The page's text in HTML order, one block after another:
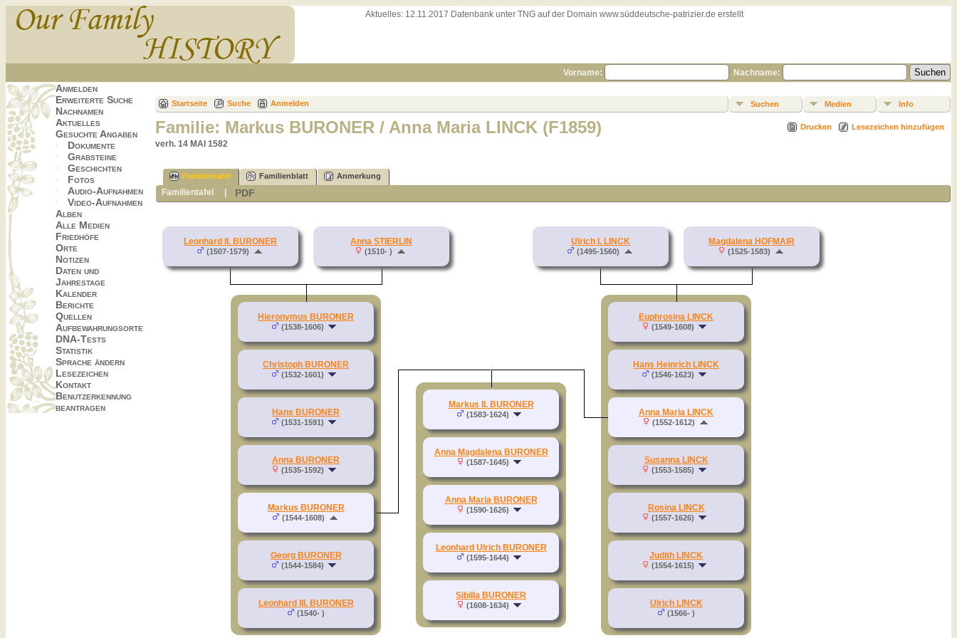
Aktuelles: 12.11.2017 Datenbank unter TNG auf der Domain www.süddeutsche-patrizier.de erstellt
Vorname: Nachname:
Anmelden
Erweiterte Suche
Nachnamen
Aktuelles
Gesuchte Angaben
Dokumente
Grabsteine
Geschichten
Fotos
Audio-Aufnahmen
Video-Aufnahmen
Alben
Alle Medien
Friedhöfe
Orte
Notizen
Daten und
Jahrestage
Kalender
Berichte
Quellen
Aufbewahrungsorte
DNA-Tests
Statistik
Sprache ändern
Lesezeichen
Kontakt
Benutzerkennung
beantragen
Startseite Suche Anmelden Suchen Medien Info
Drucken Lesezeichen hinzufügen
Familie: Markus BURONER / Anna Maria LINCK (F1859)
verh. 14 MAI 1582
Familientafel Familienblatt Anmerkung
Familientafel PDF
Leonhard II. BURONER
(1507-1579)
Anna STIERLIN
(1510- )
Hieronymus BURONER
(1538-1606)
Christoph BURONER
(1532-1601)
Hans BURONER
(1531-1591)
Anna BURONER
(1535-1592)
Georg BURONER
(1544-1584)
Leonhard III. BURONER
(1540- )
Ulrich I. LINCK
(1495-1560)
Magdalena HOFMAIR
(1525-1583)
Euphrosina LINCK
(1549-1608)
Hans Heinrich LINCK
(1546-1623)
Susanna LINCK
(1553-1585)
Rosina LINCK
(1557-1626)
Judith LINCK
(1554-1615)
Ulrich LINCK
(1566- )
Markus BURONER
(1544-1608)
Anna Maria LINCK
(1552-1612)
Markus II. BURONER
(1583-1624)
Anna Magdalena BURONER
(1587-1645)
Anna Maria BURONER
(1590-1626)
Leonhard Ulrich BURONER
(1595-1644)
Sibilla BURONER
(1608-1634)